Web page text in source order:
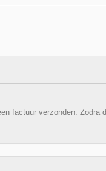
factuur verzonden.